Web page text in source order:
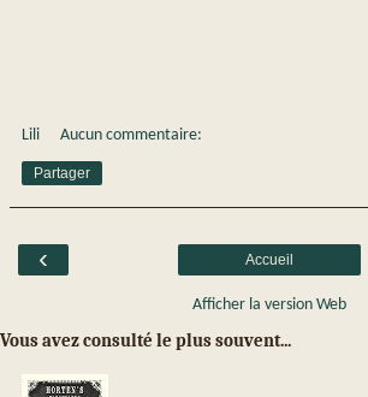
Lili Aucun commentaire:
Partager
‹ Accueil
Afficher la version Web
Vous avez consulté le plus souvent...